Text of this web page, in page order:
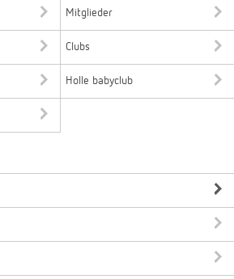
Mitglieder
Clubs
Holle babyclub